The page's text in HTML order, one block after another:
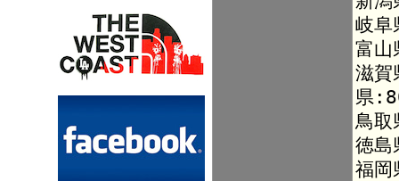
岐
富
滋
県
鳥
徳
福